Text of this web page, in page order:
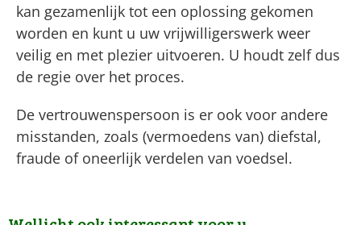
kan gezamenlijk tot een oplossing gekomen
worden en kunt u uw vrijwilligerswerk weer
veilig en met plezier uitvoeren. U houdt zelf dus
de regie over het proces.
De vertrouwenspersoon is er ook voor andere
misstanden, zoals (vermoedens van) diefstal,
fraude of oneerlijk verdelen van voedsel.